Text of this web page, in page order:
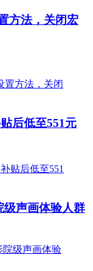
方法，关闭宏
后低至551元
级声画体验人群